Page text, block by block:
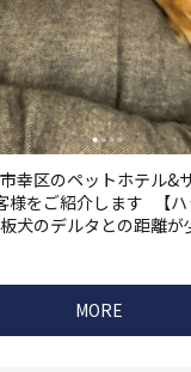
幸区のペットホテル&
様をご紹介します 【
犬のデルタとの距離が
MORE